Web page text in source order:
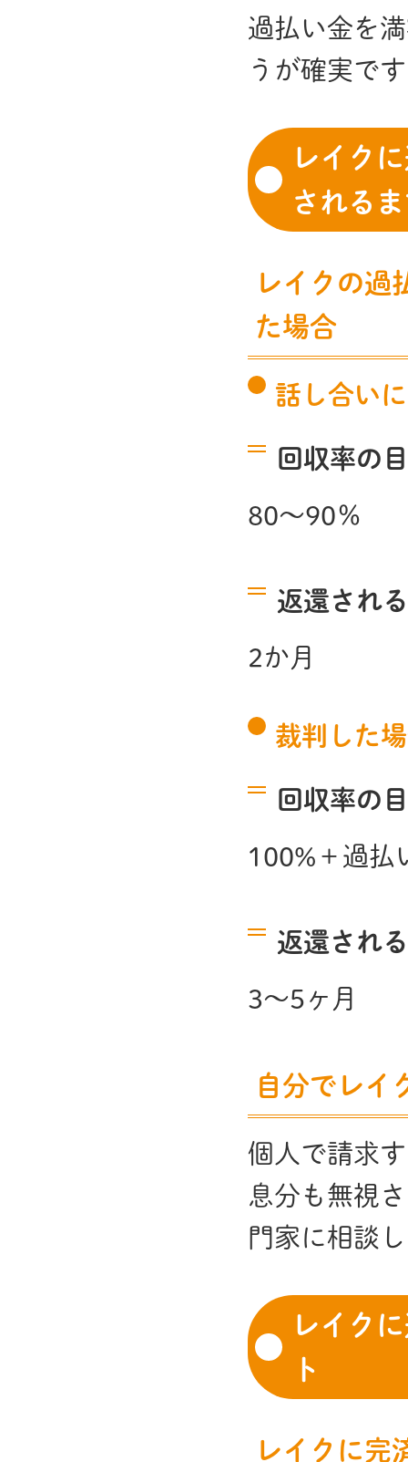
過払い金を
うが確実で
レイク
される
レイクの過
た場合
話し合い
回収率の
80～90％
返還され
2か月
裁判した
回収率の
100%＋過払
返還され
3～5ヶ月
自分でレイ
個人で請求
息分も無視
門家に相談
レイク
ト
レイクに完